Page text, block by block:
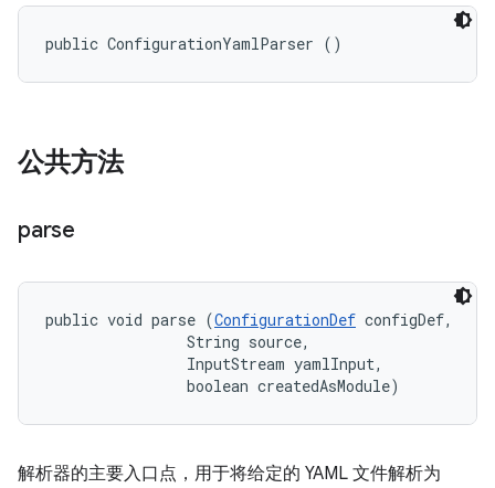
public ConfigurationYamlParser ()
公共方法
parse
public void parse (ConfigurationDef configDef,
                String source,
                InputStream yamlInput,
                boolean createdAsModule)
解析器的主要入口点，用于将给定的 YAML 文件解析为